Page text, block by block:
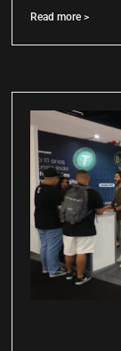
Read more >